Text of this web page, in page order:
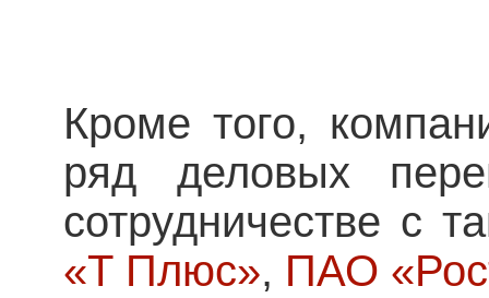
Кроме того,
ряд деловых
сотрудничестве с
«Т Плюс», ПАО